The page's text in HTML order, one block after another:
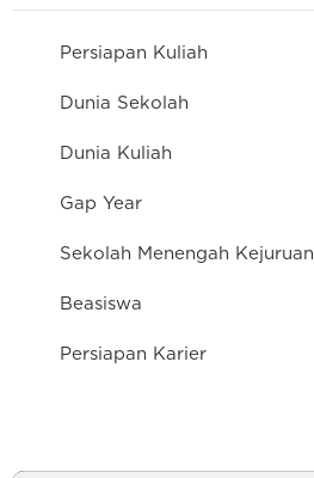
Persiapan Kuliah
Dunia Sekolah
Dunia Kuliah
Gap Year
Sekolah Menengah Kejuruan
Beasiswa
Persiapan Karier